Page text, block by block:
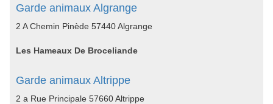
Garde animaux Algrange
2 A Chemin Pinède 57440 Algrange
Les Hameaux De Broceliande
Garde animaux Altrippe
2 a Rue Principale 57660 Altrippe